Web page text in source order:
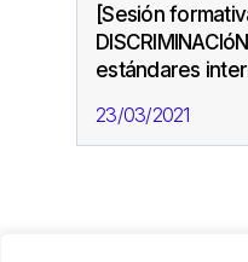
[Sesión
estándares
23/03/2021